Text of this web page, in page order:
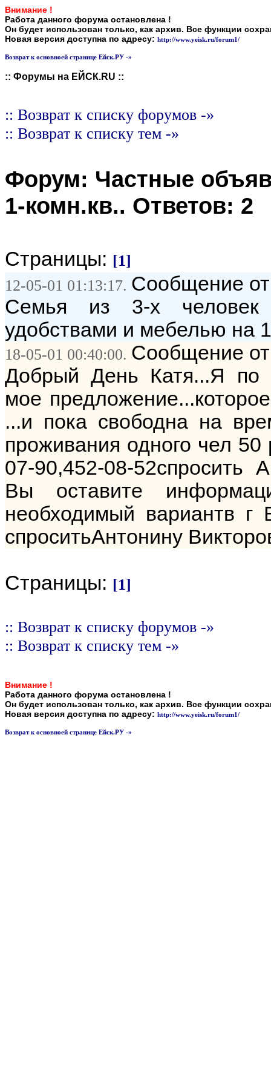
Внимание !
Работа данного форума остановлена !
Он будет использован только, как архив. Все функции
Новая версия доступна по адресу: http://www.yeisk.ru/forum1/
Возврат к основноей странице Ейск.РУ -»
:: Форумы на ЕЙСК.RU ::
:: Возврат к списку форумов -»
:: Возврат к списку тем -»
Форум: Частные
1-комн.кв.. Ответов: 2
Страницы: [1]
12-05-01 01:13:17. Сообщение
Семья из 3-х человек
удобствами и мебелью на
18-05-01 00:40:00. Сообщение
Добрый День Катя...Я по
мое
...и пока свободна на
проживания одного чел 50
07-90,452-08-
Вы оставите
необходимый вариантв г
спроситьАнтонину
Страницы: [1]
:: Возврат к списку форумов -»
:: Возврат к списку тем -»
Внимание !
Работа данного форума остановлена !
Он будет использован только, как архив. Все функции
Новая версия доступна по адресу: http://www.yeisk.ru/forum1/
Возврат к основноей странице Ейск.РУ -»